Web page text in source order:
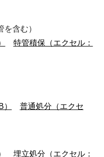
含む）
特管積保（エクセル：
普通処分（エクセ
埋立処分（エクセル：